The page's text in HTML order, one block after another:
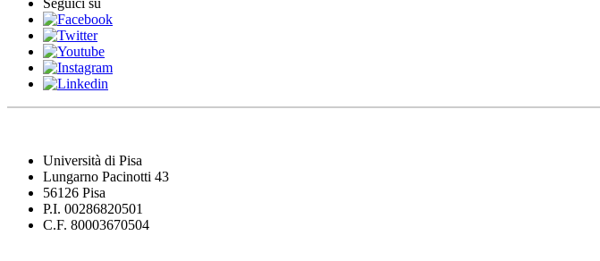
Seguici su
Università di Pisa
Lungarno Pacinotti 43
56126 Pisa
P.I. 00286820501
C.F. 80003670504